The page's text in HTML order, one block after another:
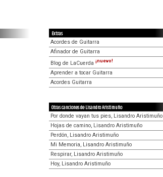
Extras
Acordes de Guitarra
Afinador de Guitarra
Blog de LaCuerda ¡nuevo!
Aprender a tocar Guitarra
Acordes Guitarra
Otras canciones de Lisandro Aristimuño
Por donde vayan tus pies, Lisandro Aristimuño
Hojas de camino, Lisandro Aristimuño
Perdón, Lisandro Aristimuño
Mi Memoria, Lisandro Aristimuño
Respirar, Lisandro Aristimuño
Hoy, Lisandro Aristimuño